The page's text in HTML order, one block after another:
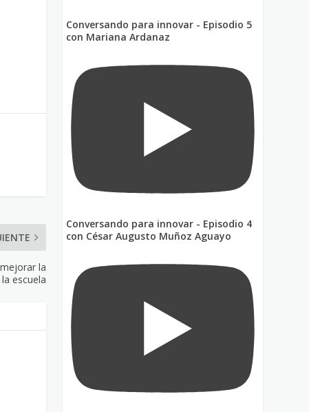
la
escuela
Conversando para innovar - Episodio 5
con Mariana Ardanaz
Conversando para innovar - Episodio 4
con César Augusto Muñoz Aguayo